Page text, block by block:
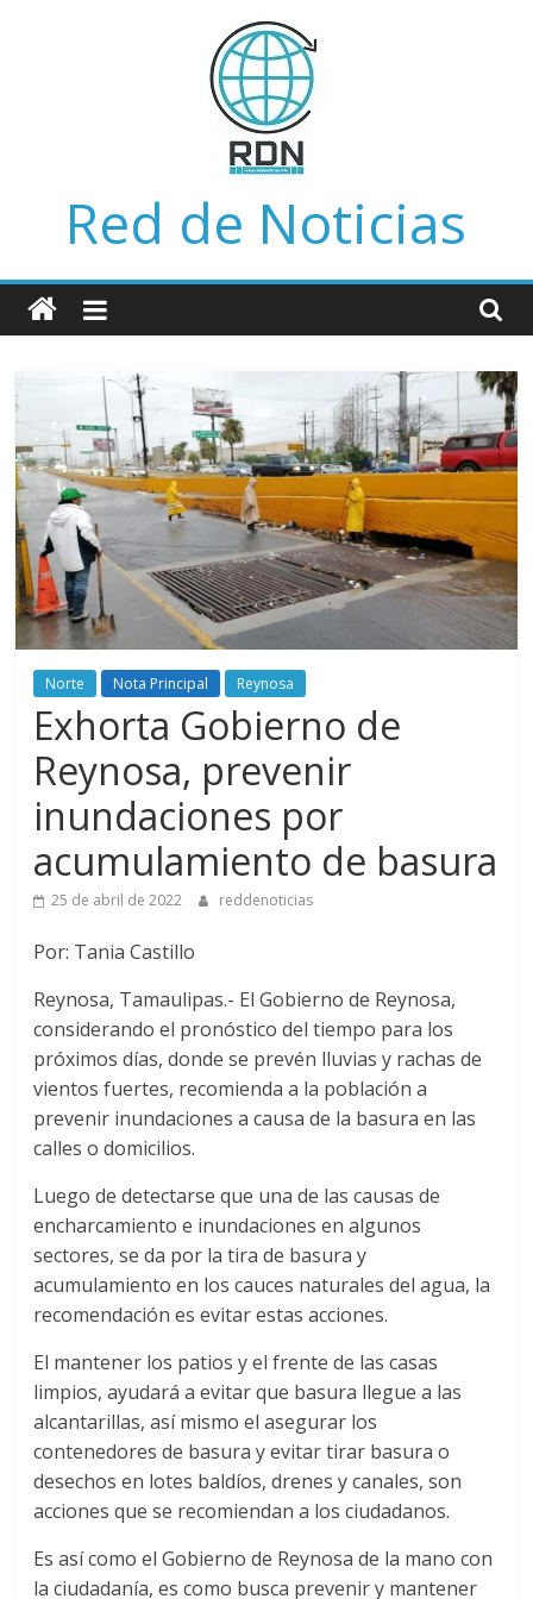
Red de Noticias
Norte Nota Principal Reynosa
Exhorta Gobierno de
Reynosa, prevenir
inundaciones por
acumulamiento de basura
25 de abril de 2022 reddenoticias
Por: Tania Castillo
Reynosa, Tamaulipas.- El Gobierno de Reynosa,
considerando el pronóstico del tiempo para los
próximos días, donde se prevén lluvias y rachas de
vientos fuertes, recomienda a la población a
prevenir inundaciones a causa de la basura en las
calles o domicilios.
Luego de detectarse que una de las causas de
encharcamiento e inundaciones en algunos
sectores, se da por la tira de basura y
acumulamiento en los cauces naturales del agua, la
recomendación es evitar estas acciones.
El mantener los patios y el frente de las casas
limpios, ayudará a evitar que basura llegue a las
alcantarillas, así mismo el asegurar los
contenedores de basura y evitar tirar basura o
desechos en lotes baldíos, drenes y canales, son
acciones que se recomiendan a los ciudadanos.
Es así como el Gobierno de Reynosa de la mano con
la ciudadanía, es como busca prevenir y mantener